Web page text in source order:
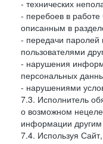
- технических
- перебоев в
описанным в
- передачи
пользователями
- нарушения
персональных
- нарушениями
7.3. Исполнитель
о возможном
информации
7.4. Используя